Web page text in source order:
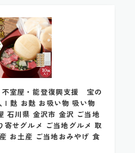
不室屋・能登復興支援 宝の
| 麩 お麩 お吸い物 吸い物
石川県 金沢市 金沢 ご当地
寄せグルメ ご当地グルメ 取
お土産 ご当地おみやげ 食